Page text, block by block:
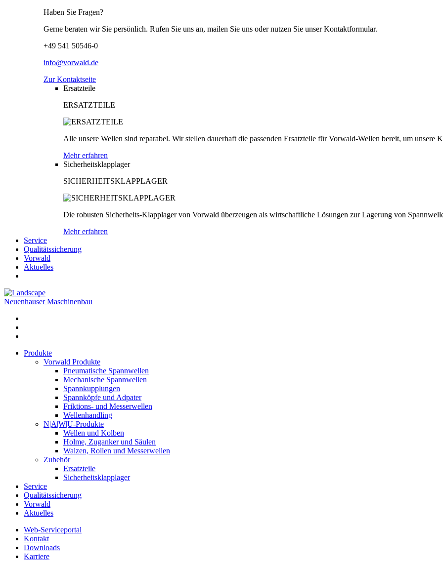
Haben Sie Fragen?
Gerne beraten wir Sie persönlich. Rufen Sie uns an, mailen Sie uns oder nutzen Sie unser Kontaktformular.
+49 541 50546-0
info@vorwald.de
Zur Kontaktseite
Ersatzteile
ERSATZTEILE
Alle unsere Wellen sind reparabel. Wir stellen dauerhaft die passenden Ersatzteile für Vorwald-Wellen bereit, um unsere
Mehr erfahren
Sicherheitsklapplager
SICHERHEITSKLAPPLAGER
Die robusten Sicherheits-Klapplager von Vorwald überzeugen als wirtschaftliche Lösungen zur Lagerung von
Mehr erfahren
Service
Qualitätssicherung
Vorwald
Aktuelles
Neuenhauser Maschinenbau
Produkte
Vorwald Produkte
Pneumatische Spannwellen
Mechanische Spannwellen
Spannkupplungen
Spannköpfe und Adpater
Friktions- und Messerwellen
Wellenhandling
N|A|W|U-Produkte
Wellen und Kolben
Holme, Zuganker und Säulen
Walzen, Rollen und Messerwellen
Zubehör
Ersatzteile
Sicherheitsklapplager
Service
Qualitätssicherung
Vorwald
Aktuelles
Web-Serviceportal
Kontakt
Downloads
Karriere